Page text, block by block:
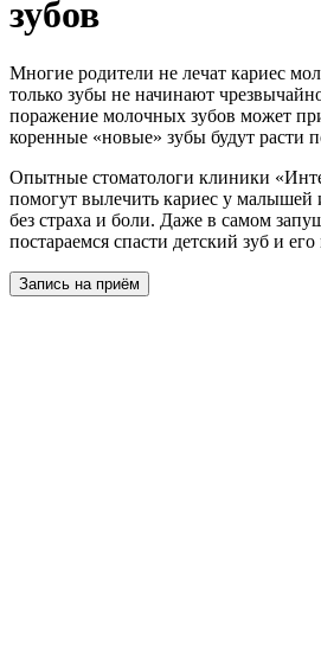
зубов
Многие родители не лечат кариес
только зубы не начинают
поражение молочных зубов может
коренные «новые» зубы будут расти
Опытные стоматологи клиники
помогут вылечить кариес у малышей
без страха и боли. Даже в самом
постараемся спасти детский зуб и
Запись на приём